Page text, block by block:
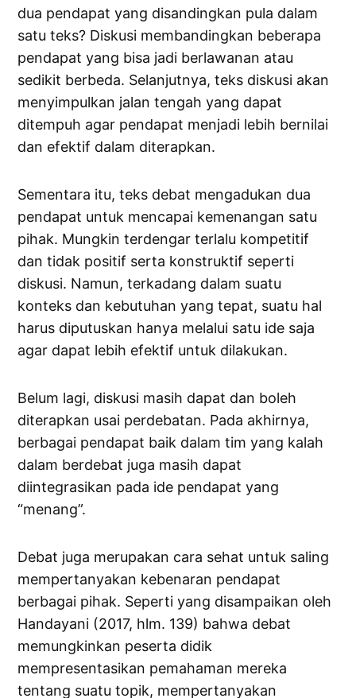
dua pendapat yang disandingkan pula dalam
satu teks? Diskusi membandingkan beberapa
pendapat yang bisa jadi berlawanan atau
sedikit berbeda. Selanjutnya, teks diskusi akan
menyimpulkan jalan tengah yang dapat
ditempuh agar pendapat menjadi lebih bernilai
dan efektif dalam diterapkan.
Sementara itu, teks debat mengadukan dua
pendapat untuk mencapai kemenangan satu
pihak. Mungkin terdengar terlalu kompetitif
dan tidak positif serta konstruktif seperti
diskusi. Namun, terkadang dalam suatu
konteks dan kebutuhan yang tepat, suatu hal
harus diputuskan hanya melalui satu ide saja
agar dapat lebih efektif untuk dilakukan.
Belum lagi, diskusi masih dapat dan boleh
diterapkan usai perdebatan. Pada akhirnya,
berbagai pendapat baik dalam tim yang kalah
dalam berdebat juga masih dapat
diintegrasikan pada ide pendapat yang
“menang”.
Debat juga merupakan cara sehat untuk saling
mempertanyakan kebenaran pendapat
berbagai pihak. Seperti yang disampaikan oleh
Handayani (2017, hlm. 139) bahwa debat
memungkinkan peserta didik
mempresentasikan pemahaman mereka
tentang suatu topik, mempertanyakan